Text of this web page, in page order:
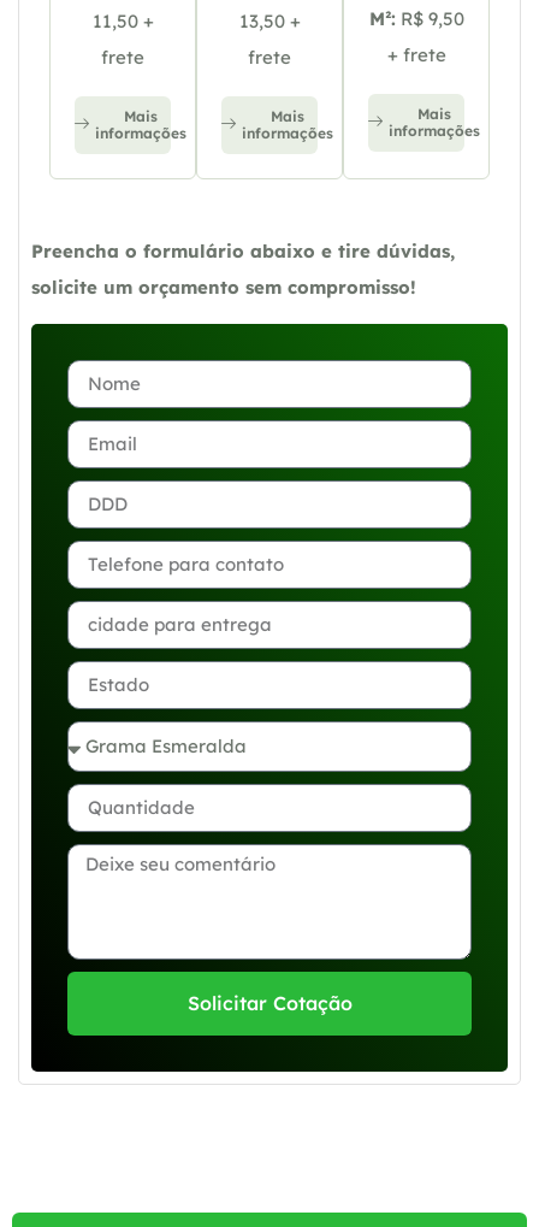
11,50 +
frete
Mais
informações
13,50 +
frete
Mais
informações
M²: R$ 9,50
+ frete
Mais
informações
Preencha o formulário abaixo e tire dúvidas,
solicite um orçamento sem compromisso!
Solicitar Cotação